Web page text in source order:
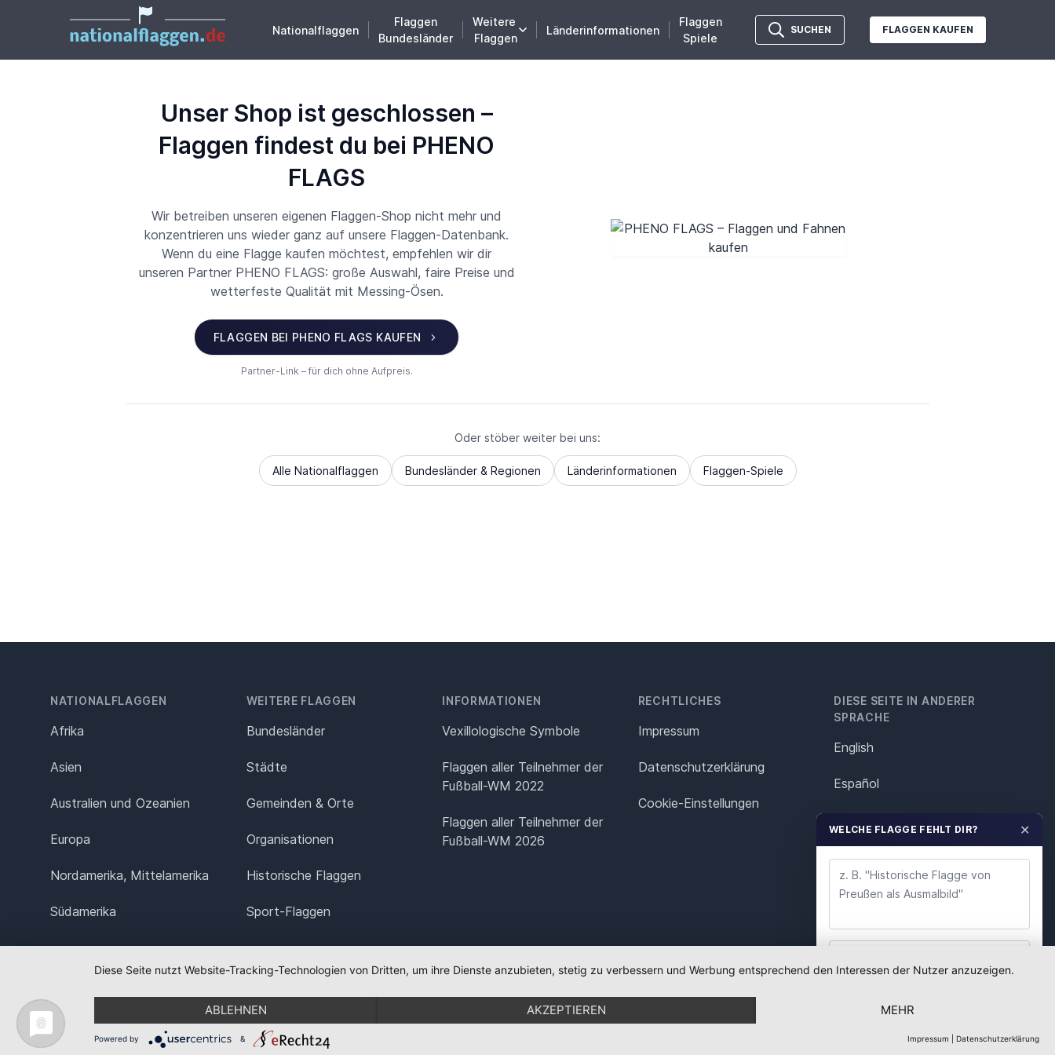
Nationalflaggen
Flaggen
Bundesländer
Weitere
Flaggen
Länderinformationen
Flaggen
Spiele
SUCHEN FLAGGEN KAUFEN
Unser Shop ist geschlossen –
Flaggen findest du bei PHENO
FLAGS
Wir betreiben unseren eigenen Flaggen-Shop nicht mehr und
konzentrieren uns wieder ganz auf unsere Flaggen-Datenbank.
Wenn du eine Flagge kaufen möchtest, empfehlen wir dir
unseren Partner PHENO FLAGS: große Auswahl, faire Preise und
wetterfeste Qualität mit Messing-Ösen.
FLAGGEN BEI PHENO FLAGS KAUFEN
Partner-Link – für dich ohne Aufpreis.
Oder stöber weiter bei uns:
Alle Nationalflaggen Bundesländer & Regionen Länderinformationen Flaggen-Spiele
NATIONALFLAGGEN
Afrika
Asien
Australien und Ozeanien
Europa
Nordamerika, Mittelamerika
Südamerika
WEITERE FLAGGEN
Bundesländer
Städte
Gemeinden & Orte
Organisationen
Historische Flaggen
Sport-Flaggen
INFORMATIONEN
Vexillologische Symbole
Flaggen aller Teilnehmer der
Fußball-WM 2022
Flaggen aller Teilnehmer der
Fußball-WM 2026
RECHTLICHES
Impressum
Datenschutz­erklärung
Cookie-Einstellungen
DIESE SEITE IN ANDERER
SPRACHE
English
Español
Italiano
Polska
Português
Nederlands
WELCHE FLAGGE FEHLT DIR? ✕
Diese Seite nutzt Website-Tracking-Technologien von Dritten, um ihre Dienste anzubieten, stetig zu verbessern und Werbung entsprechend den Interessen der Nutzer anzuzeigen.
ABLEHNEN AKZEPTIEREN MEHR
Powered by & Impressum Datenschutzerklärung